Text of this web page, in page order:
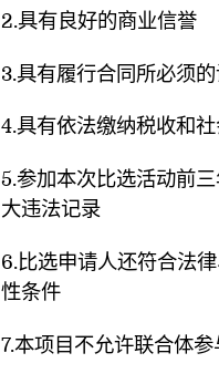
2.具有良好的商业信誉
3.具有履行合同所必须
4.具有依法缴纳税收和
5.参加本次比选活动前
大违法记录
6.比选申请人还符合法
性条件
7.本项目不允许联合体参